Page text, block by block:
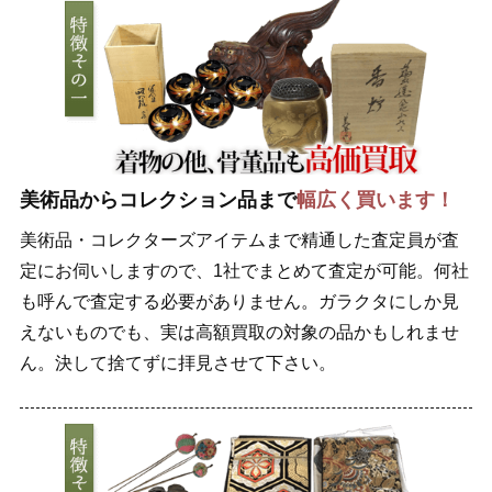
美術品からコレクション品まで幅広く買います！
美術品・コレクターズアイテムまで精通した査定員が査
定にお伺いしますので、1社でまとめて査定が可能。何社
も呼んで査定する必要がありません。ガラクタにしか見
えないものでも、実は高額買取の対象の品かもしれませ
ん。決して捨てずに拝見させて下さい。